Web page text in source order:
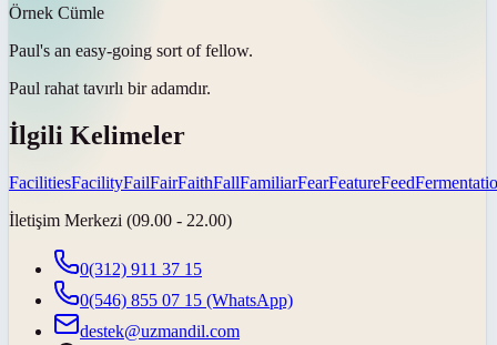
Örnek Cümle
Paul's an easy-going sort of fellow.
Paul rahat tavırlı bir adamdır.
İlgili Kelimeler
FacilitiesFacilityFailFairFaithFallFamiliarFearFeatureFeed
İletişim Merkezi (09.00 - 22.00)
0(312) 911 37 15
0(546) 855 07 15 (WhatsApp)
destek@uzmandil.com